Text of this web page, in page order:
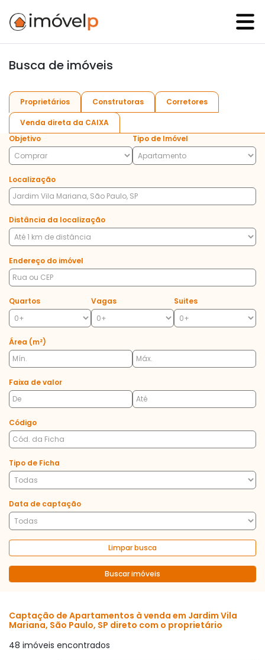
Busca de imóveis
Proprietários Construtoras Corretores
Venda direta da CAIXA
Objetivo
Tipo de Imóvel
Localização
Distância da localização
Endereço do imóvel
Quartos Vagas Suites
Área (m²)
Faixa de valor
Código
Tipo de Ficha
Data de captação
Limpar busca
Buscar imóveis
Captação de Apartamentos à venda em Jardim Vila
Mariana, São Paulo, SP direto com o proprietário
48 imóveis encontrados